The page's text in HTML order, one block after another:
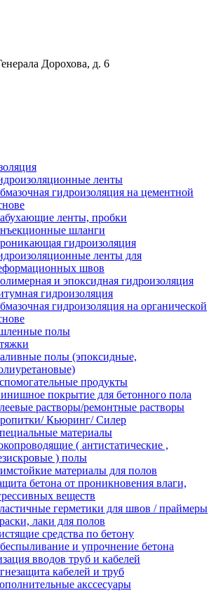
Дорохова, д. 6
ленты
гидроизоляция на цементной
ленты, пробки
шланги
гидроизоляция
ленты для
швов
и эпоксидная гидроизоляция
гидроизоляция
гидроизоляция на органической
полы
полы (эпоксидные,
продукты
покрытие для бетонного пола
растворы/ремонтные растворы
Кьюринг/ Силер
материалы
( антистатические ,
) полы
материалы для полов
бетона от проникновения влаги,
веществ
герметики для швов / праймеры
лаки для полов
средства по бетону
и упрочнение бетона
вводов труб и кабелей
кабелей и труб
акссесуары